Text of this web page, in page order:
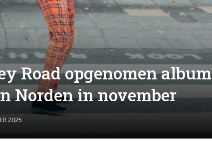
Road opgenomen album
Norden in november
2025